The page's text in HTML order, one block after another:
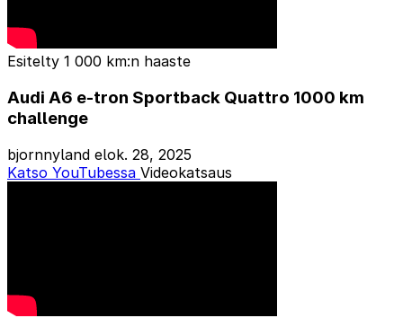
Esitelty 1 000 km:n haaste
Audi A6 e-tron Sportback Quattro 1000 km
challenge
bjornnyland elok. 28, 2025
Katso YouTubessa Videokatsaus